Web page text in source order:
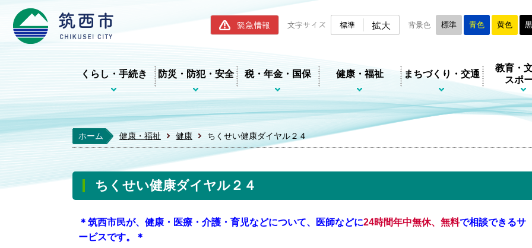
筑西市ホームページ
緊急情報 文字サイズ 標準 拡大 背景色 標準 青色 黄色
くらし・手続き 防災・防犯・安全 税・年金・国保 健康・福祉 まちづくり・交通
教育・
スポ
ホーム 健康・福祉 健康 ちくせい健康ダイヤル２４
ちくせい健康ダイヤル２４
＊筑西市民が、健康・医療・介護・育児などについて、医師などに24時間年中無休、無料で相談できるサ
ービスです。＊